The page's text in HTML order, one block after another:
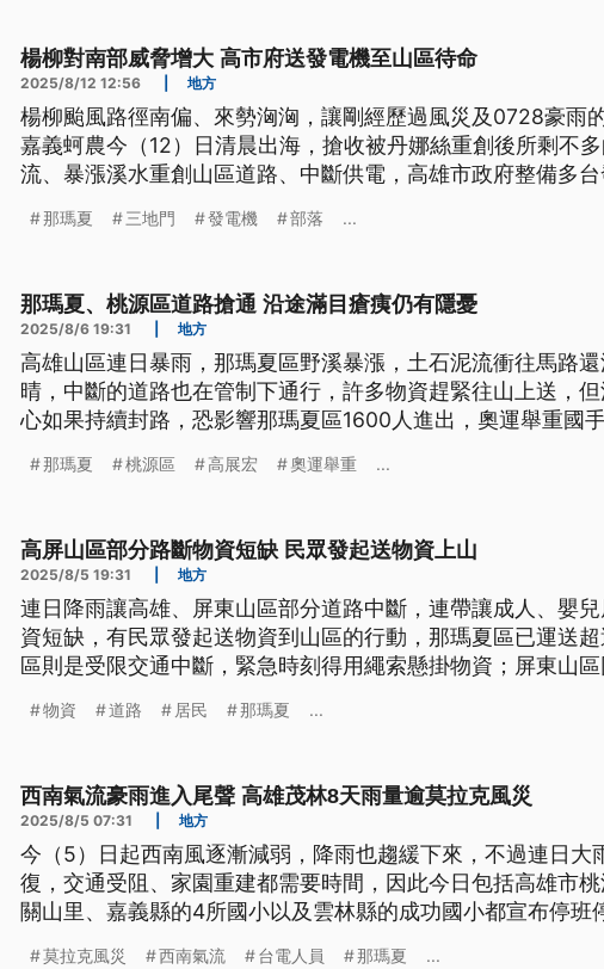
楊柳對南部威脅增大 高市府送發電機至山區待命
2025/8/12 12:56 地方
楊柳颱風路徑南偏、來勢洶洶，讓剛經歷過風災及0728豪雨
嘉義蚵農今（12）日清晨出海，搶收被丹娜絲重創後所剩不
流、暴漲溪水重創山區道路、中斷供電，高雄市政府整備多
電也整備好百名搶修人員及吊臂車等大型機具，以備不時之需
那瑪夏 三地門 發電機 部落 ...
那瑪夏、桃源區道路搶通 沿途滿目瘡痍仍有隱憂
2025/8/6 19:31 地方
高雄山區連日暴雨，那瑪夏區野溪暴漲，土石泥流衝往馬路
晴，中斷的道路也在管制下通行，許多物資趕緊往山上送，
心如果持續封路，恐影響那瑪夏區1600人進出，奧運舉重國
那瑪夏 桃源區 高展宏 奧運舉重 ...
高屏山區部分路斷物資短缺 民眾發起送物資上山
2025/8/5 19:31 地方
連日降雨讓高雄、屏東山區部分道路中斷，連帶讓成人、嬰
資短缺，有民眾發起送物資到山區的行動，那瑪夏區已運送
區則是受限交通中斷，緊急時刻得用繩索懸掛物資；屏東山
資回家。
物資 道路 居民 那瑪夏 ...
西南氣流豪雨進入尾聲 高雄茂林8天雨量逾莫拉克風災
2025/8/5 07:31 地方
今（5）日起西南風逐漸減弱，降雨也趨緩下來，不過連日大
復，交通受阻、家園重建都需要時間，因此今日包括高雄市
關山里、嘉義縣的4所國小以及雲林縣的成功國小都宣布停班
莫拉克風災 西南氣流 台電人員 那瑪夏 ...